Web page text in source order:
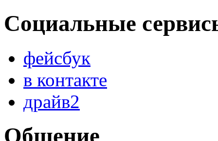
Социальные
фейсбук
в контакте
драйв2
Общение